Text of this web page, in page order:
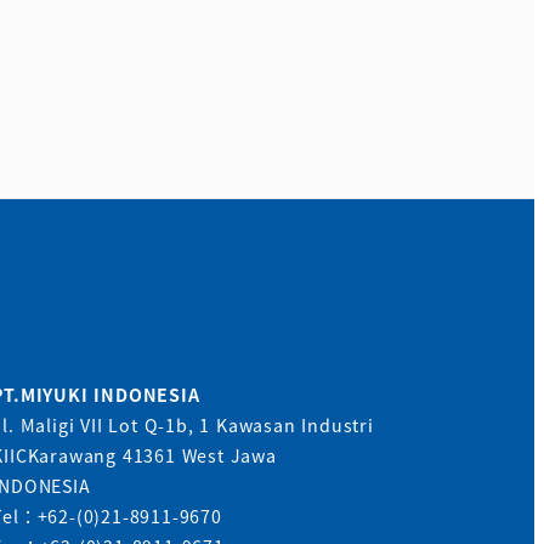
INDONESIA
Maligi VII Lot Q-1b, 1 Kawasan Industri
41361 West Jawa
：+62-(0)21-8911-9670